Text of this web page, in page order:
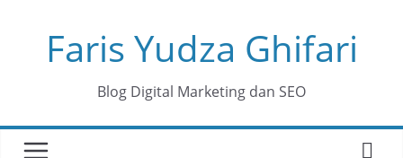
contentFaris Yudza Ghifari
Blog Digital Marketing dan SEO